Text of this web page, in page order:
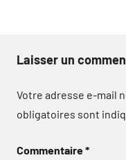
Laisser un
Votre adresse e-mail
obligatoires sont
Commentaire*